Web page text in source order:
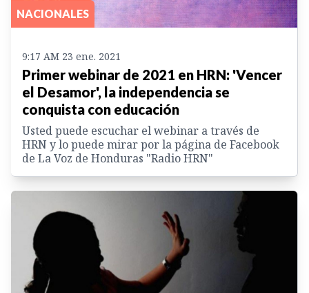
NACIONALES
9:17 AM 23 ene. 2021
Primer webinar de 2021 en HRN: 'Vencer
el Desamor', la independencia se
conquista con educación
Usted puede escuchar el webinar a través de
HRN y lo puede mirar por la página de Facebook
de La Voz de Honduras "Radio HRN"